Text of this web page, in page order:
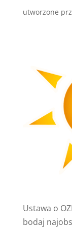
utworzone
Ustawa o
bodaj